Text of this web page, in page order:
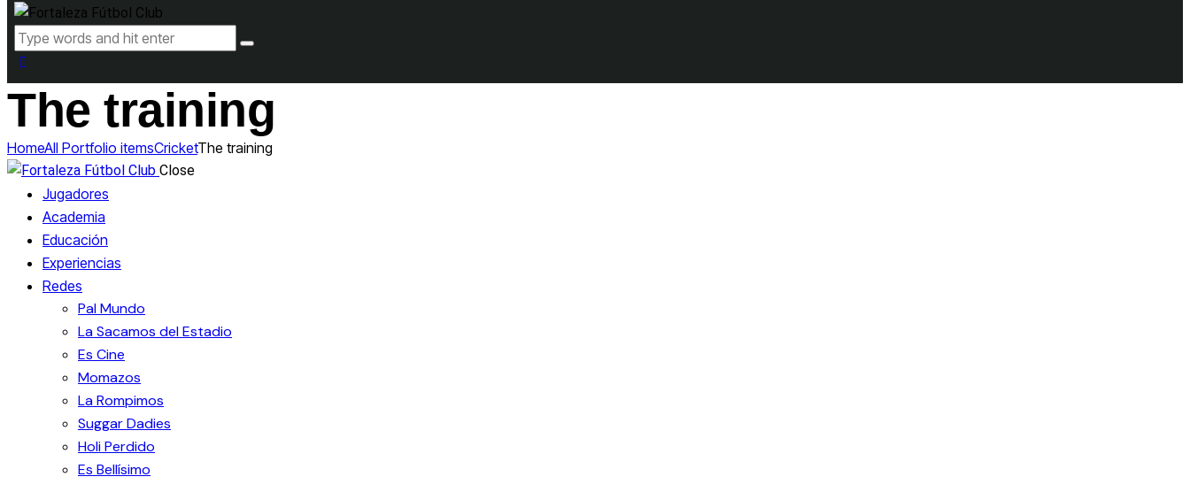
The training
HomeAll Portfolio itemsCricketThe training
Close
Jugadores
Academia
Educación
Experiencias
Redes
Pal Mundo
La Sacamos del Estadio
Es Cine
Momazos
La Rompimos
Suggar Dadies
Holi Perdido
Es Bellísimo